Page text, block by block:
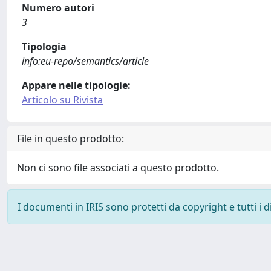
Numero autori
3
Tipologia
info:eu-repo/semantics/article
Appare nelle tipologie:
Articolo su Rivista
File in questo prodotto:
Non ci sono file associati a questo prodotto.
I documenti in IRIS sono protetti da copyright e tutti i